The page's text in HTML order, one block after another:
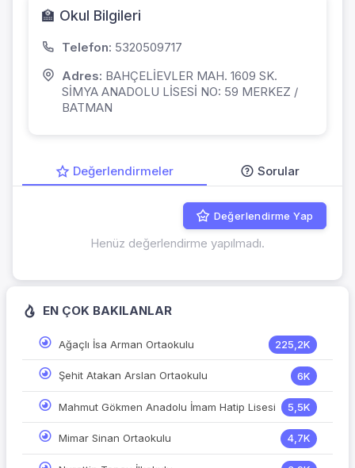
🏫 Okul Bilgileri
Telefon: 5320509717
Adres: BAHÇELİEVLER MAH. 1609 SK.
SİMYA ANADOLU LİSESİ NO: 59 MERKEZ /
BATMAN
Değerlendirmeler Sorular
Değerlendirme Yap
Henüz değerlendirme yapılmadı.
EN ÇOK BAKILANLAR
Ağaçlı İsa Arman Ortaokulu 225,2K
Şehit Atakan Arslan Ortaokulu 6K
Mahmut Gökmen Anadolu İmam Hatip Lisesi 5,5K
Mimar Sinan Ortaokulu 4,7K